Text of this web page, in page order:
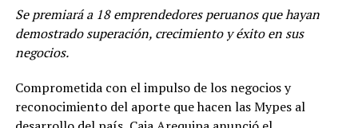
SIGUIENTE POST
Niños y adolescentes desarrollarán sus habilidades de
emprendimiento
ANTERIOR POST
Festival de Luces y Colores: Caja Trujillo participó en el
encendido del árbol navideño
Se premiará a 18 emprendedores peruanos que hayan
demostrado superación, crecimiento y éxito en sus
negocios.
Comprometida con el impulso de los negocios y
reconocimiento del aporte que hacen las Mypes al